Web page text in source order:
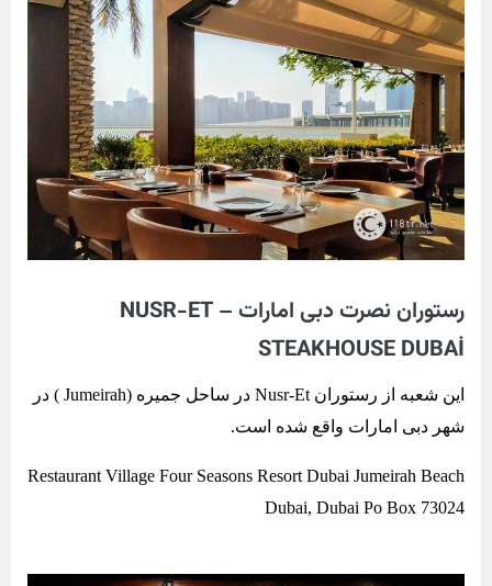
رستوران نصرت دبی امارات – NUSR-ET
STEAKHOUSE DUBAİ
این شعبه از رستوران Nusr-Et در ساحل جمیره (Jumeirah ) در
شهر دبی امارات واقع شده است.
Restaurant Village Four Seasons Resort Dubai Jumeirah Beach
Dubai, Dubai Po Box 73024